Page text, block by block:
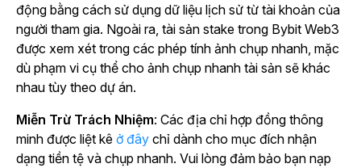
động bằng cách sử dụng dữ liệu lịch sử từ tài khoản của
người tham gia. Ngoài ra, tài sản stake trong Bybit Web3
được xem xét trong các phép tính ảnh chụp nhanh, mặc
dù phạm vi cụ thể cho ảnh chụp nhanh tài sản sẽ khác
nhau tùy theo dự án.
Miễn Trừ Trách Nhiệm: Các địa chỉ hợp đồng thông
minh được liệt kê ở đây chỉ dành cho mục đích nhận
dạng tiền tệ và chụp nhanh. Vui lòng đảm bảo bạn nạp